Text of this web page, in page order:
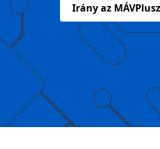
Irány az